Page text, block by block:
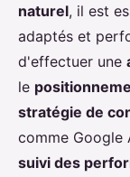
naturel, il est
adaptés et
d'effectuer une
le
stratégie de
comme Google
suivi des